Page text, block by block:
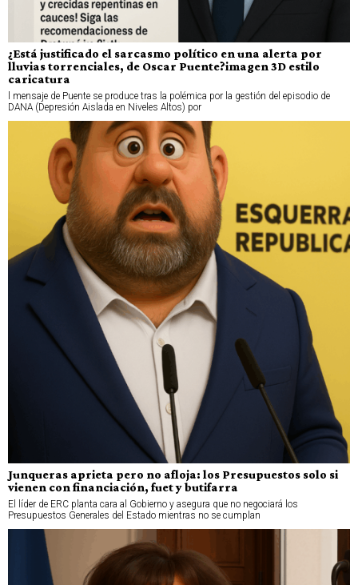
¿Está justificado el sarcasmo político en una alerta por
lluvias torrenciales, de Oscar Puente?imagen 3D estilo
caricatura
l mensaje de Puente se produce tras la polémica por la gestión del episodio de
DANA (Depresión Aislada en Niveles Altos) por
Junqueras aprieta pero no afloja: los Presupuestos solo si
vienen con financiación, fuet y butifarra
El líder de ERC planta cara al Gobierno y asegura que no negociará los
Presupuestos Generales del Estado mientras no se cumplan